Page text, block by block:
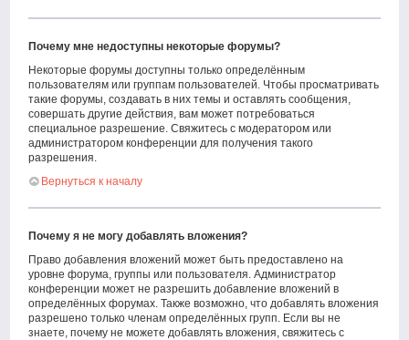
Почему мне недоступны некоторые форумы?
Некоторые форумы доступны только определённым
пользователям или группам пользователей. Чтобы просматривать
такие форумы, создавать в них темы и оставлять сообщения,
совершать другие действия, вам может потребоваться
специальное разрешение. Свяжитесь с модератором или
администратором конференции для получения такого
разрешения.
Вернуться к началу
Почему я не могу добавлять вложения?
Право добавления вложений может быть предоставлено на
уровне форума, группы или пользователя. Администратор
конференции может не разрешить добавление вложений в
определённых форумах. Также возможно, что добавлять вложения
разрешено только членам определённых групп. Если вы не
знаете, почему не можете добавлять вложения, свяжитесь с